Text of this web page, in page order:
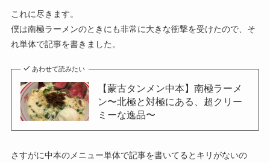
これに尽きます。
僕は南極ラーメンのときにも非常に大きな衝撃を受けたので、そ
れ単体で記事を書きました。
あわせて読みたい
【蒙古タンメン中本】南極ラーメ
ン〜北極と対極にある、超クリー
ミーな逸品〜
さすがに中本のメニュー単体で記事を書いてるとキリがないの